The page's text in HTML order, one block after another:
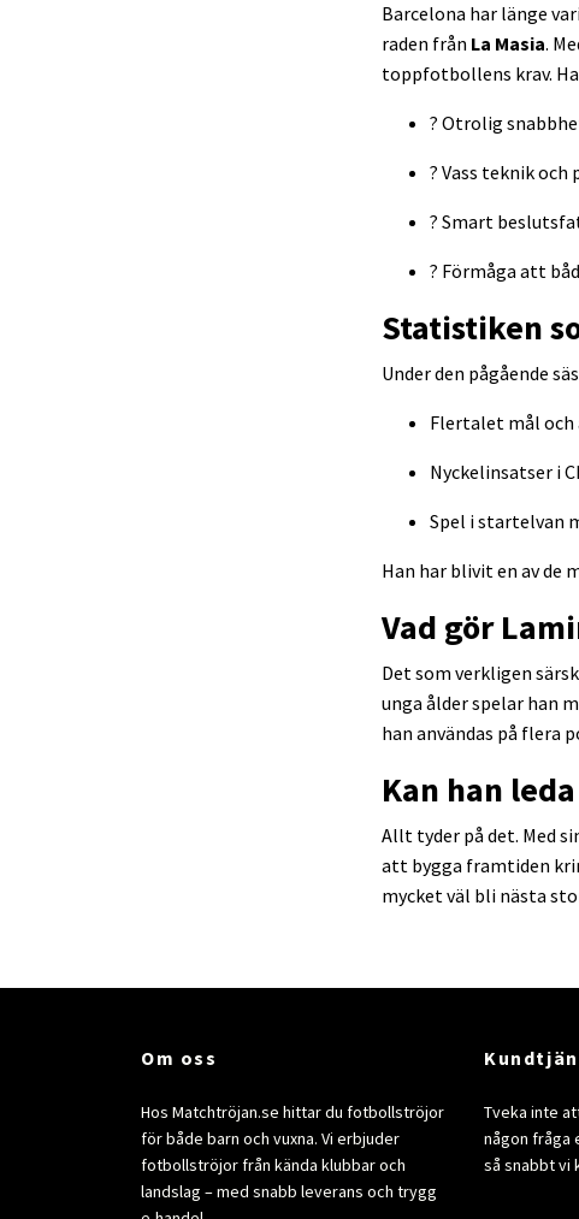
Barcelona har länge
raden från La Masia.
toppfotbollens krav.
? Otrolig
? Vass teknik
? Smart
? Förmåga att
Statistiken
Under den pågående
Flertalet mål
Nyckelinsatser i
Spel i startelvan
Han har blivit en av de
Vad gör
Det som verkligen
unga ålder spelar han
han användas på flera
Kan han
Allt tyder på det. Med
att bygga framtiden
mycket väl bli nästa
Om oss
Hos Matchtröjan.se hittar du fotbollströjor
för både barn och vuxna. Vi erbjuder
fotbollströjor från kända klubbar och
landslag – med snabb leverans och trygg
Tveka inte
någon fråga
så snabbt vi